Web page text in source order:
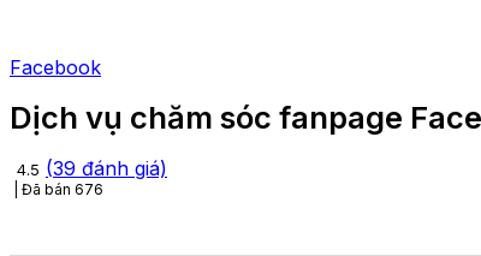
Facebook
Dịch vụ chăm sóc fanpage
4.5 (39 đánh giá)
Đã bán 676